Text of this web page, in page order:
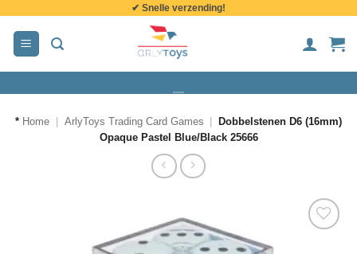
inhoud
✔ Snelle verzending!
* Home ArlyToys Trading Card Games
Dobbelstenen D6 (16mm)
Opaque Pastel Blue/Black 25666